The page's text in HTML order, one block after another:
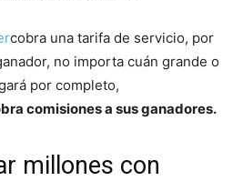
cobra una tarifa de servicio, por
no importa cuán grande o
por completo,
comisiones a sus ganadores.
millones con